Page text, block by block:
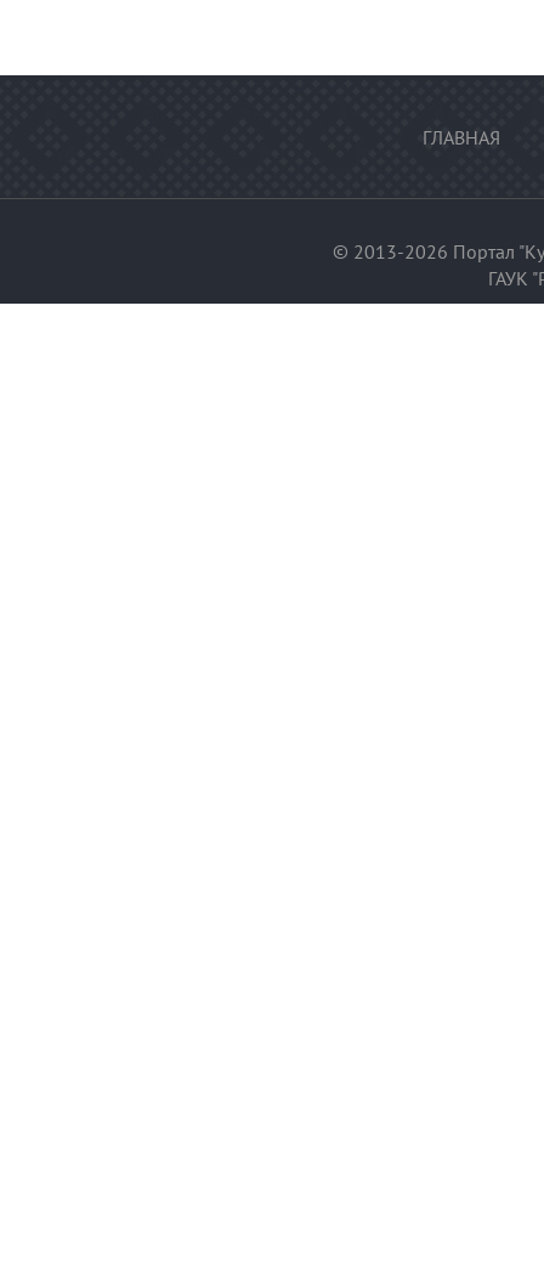
ГЛАВНАЯ
© 2013-2026 Портал
ГАУК